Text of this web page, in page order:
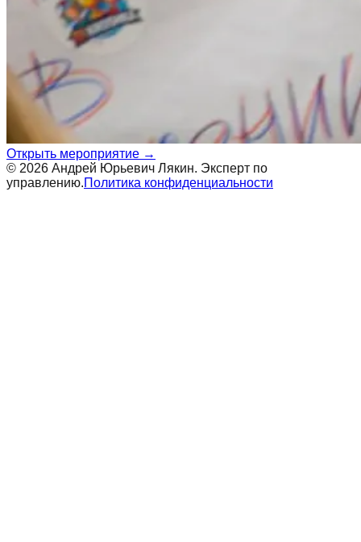
Открыть мероприятие →
© 2026 Андрей Юрьевич Лякин. Эксперт по
управлению.Политика конфиденциальности